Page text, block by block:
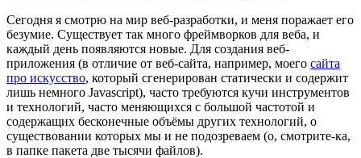
Сегодня я смотрю на мир веб-разработки, и меня поражает его
безумие. Существует так много фреймворков для веба, и
каждый день появляются новые. Для создания веб-
приложения (в отличие от веб-сайта, например, моего сайта
про искусство, который сгенерирован статически и содержит
лишь немного Javascript), часто требуются кучи инструментов
и технологий, часто меняющихся с большой частотой и
содержащих бесконечные объёмы других технологий, о
существовании которых мы и не подозреваем (о, смотрите-ка,
в папке пакета две тысячи файлов).